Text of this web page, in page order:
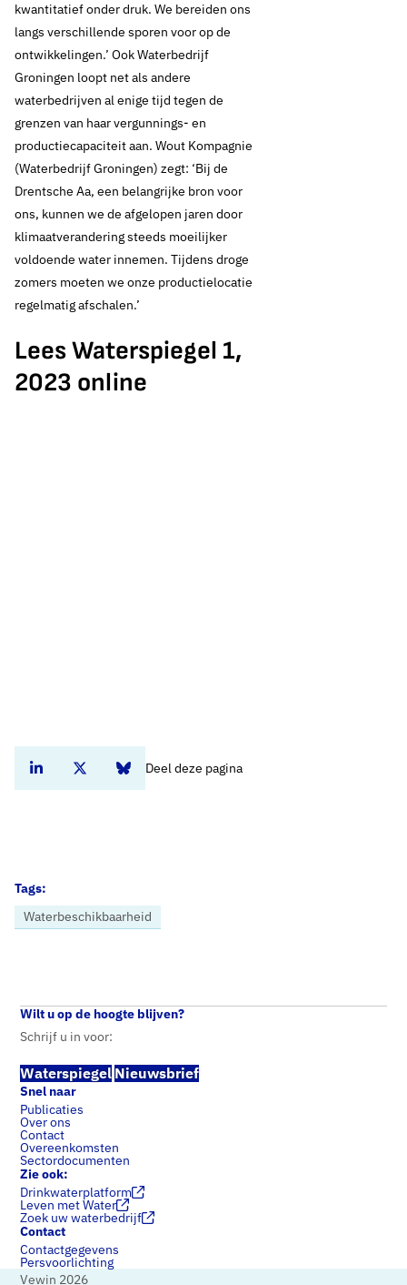
Home Nieuws
kwantitatief onder druk. We bereiden ons
langs verschillende sporen voor op de
ontwikkelingen.’ Ook Waterbedrijf
Groningen loopt net als andere
waterbedrijven al enige tijd tegen de
grenzen van haar vergunnings- en
productiecapaciteit aan. Wout Kompagnie
(Waterbedrijf Groningen) zegt: ‘Bij de
Drentsche Aa, een belangrijke bron voor
ons, kunnen we de afgelopen jaren door
klimaatverandering steeds moeilijker
voldoende water innemen. Tijdens droge
zomers moeten we onze productielocatie
regelmatig afschalen.’
Lees Waterspiegel 1,
2023 online
Deel deze pagina
Deel dit artikel op Linkedin
Deel dit artikel op Twitter
Deel dit artikel op Bluesky
Tags:
Waterbeschikbaarheid
Wilt u op de hoogte blijven?
Schrijf u in voor:
Waterspiegel Nieuwsbrief
Snel naar
Publicaties
Over ons
Contact
Overeenkomsten
Sectordocumenten
Zie ook:
Drinkwaterplatform
Leven met Water
Zoek uw waterbedrijf
Contact
Contactgegevens
Persvoorlichting
Vewin 2026